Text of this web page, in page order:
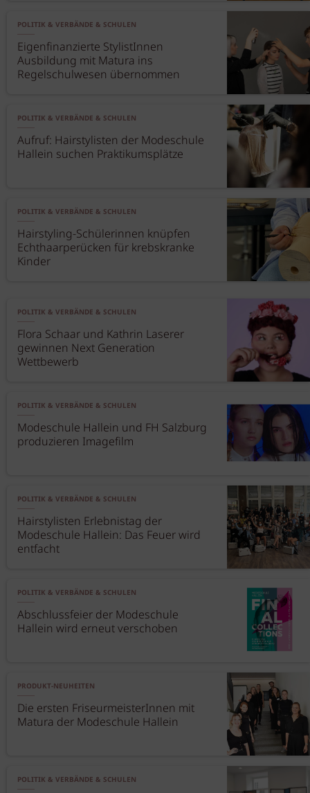
POLITIK & VERBÄNDE & SCHULEN
Eigenfinanzierte StylistInnen
Ausbildung mit Matura ins
Regelschulwesen übernommen
POLITIK & VERBÄNDE & SCHULEN
Aufruf: Hairstylisten der Modeschule
Hallein suchen Praktikumsplätze
POLITIK & VERBÄNDE & SCHULEN
Hairstyling-Schülerinnen knüpfen
Echthaarperücken für krebskranke
Kinder
POLITIK & VERBÄNDE & SCHULEN
Flora Schaar und Kathrin Laserer
gewinnen Next Generation
Wettbewerb
POLITIK & VERBÄNDE & SCHULEN
Modeschule Hallein und FH Salzburg
produzieren Imagefilm
POLITIK & VERBÄNDE & SCHULEN
Hairstylisten Erlebnistag der
Modeschule Hallein: Das Feuer wird
entfacht
POLITIK & VERBÄNDE & SCHULEN
Abschlussfeier der Modeschule
Hallein wird erneut verschoben
PRODUKT-NEUHEITEN
Die ersten FriseurmeisterInnen mit
Matura der Modeschule Hallein
POLITIK & VERBÄNDE & SCHULEN